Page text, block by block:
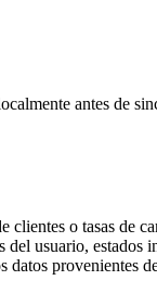
antes de
clientes o tasas de
del usuario, estados
provenientes